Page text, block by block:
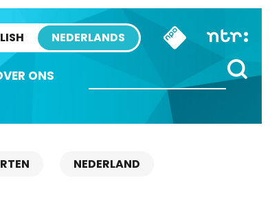
NEDERLANDS
ONS
NEDERLAND